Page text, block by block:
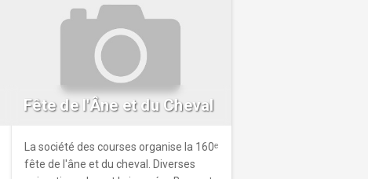
Fête de l'Âne et du Cheval
La société des courses organise la 160ᵉ
fête de l'âne et du cheval. Diverses